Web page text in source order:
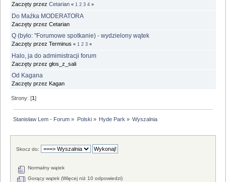
Zaczęty przez Cetarian « 1 2 3 4 »
Do Maźka MODERATORA
Zaczęty przez Cetarian
Q (było: "Forumowe spotkanie) - wydzielony wątek
Zaczęty przez Terminus « 1 2 3 »
Halo, ja do admimistracji forum
Zaczęty przez głos_z_sali
Od Kagana
Zaczęty przez Kagan
Strony: [1]
Stanisław Lem - Forum » Polski» Hyde Park » Wyszalnia
Skocz do:
Normalny wątek
Gorący wątek (Więcej niż 10 odpowiedzi)